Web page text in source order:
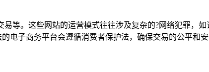
等。这些网站的运营模式往往涉及复杂的?网络犯罪，
电子商务平台会遵循消费者保护法，确保交易的公平和